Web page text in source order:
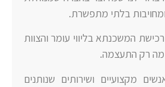
בלתי מתפשרת.
המשכנתא בליווי עומר והצוות
רק התעצמה.
מקצועיים ושירותים שנותנים